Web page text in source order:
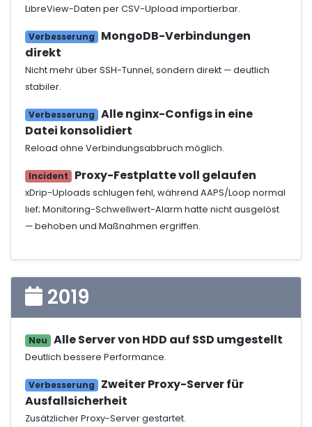
LibreView-Daten per CSV-Upload importierbar.
Verbesserung
MongoDB-Verbindungen
direkt
Nicht mehr über SSH-Tunnel, sondern direkt — deutlich
stabiler.
Verbesserung Alle nginx-Configs in eine
Datei konsolidiert
Reload ohne Verbindungsabbruch möglich.
Incident Proxy-Festplatte voll gelaufen
xDrip-Uploads schlugen fehl, während AAPS/Loop normal
lief; Monitoring-Schwellwert-Alarm hatte nicht ausgelöst
— behoben und Maßnahmen ergriffen.
2019
Neu Alle Server von HDD auf SSD umgestellt
Deutlich bessere Performance.
Verbesserung
Zweiter Proxy-Server für
Ausfallsicherheit
Zusätzlicher Proxy-Server gestartet.